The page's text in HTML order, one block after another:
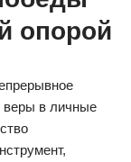
опорой
веры в личные